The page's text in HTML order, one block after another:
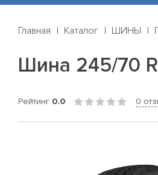
Главная Каталог ШИНЫ
Шина 245/70
Рейтинг 0.0 0